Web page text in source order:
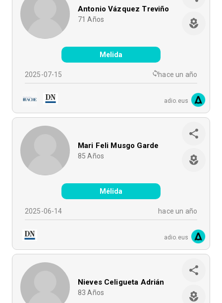
Antonio Vázquez Treviño
71 Años
Melida
2025-07-15 hace un año
adio.eus
Mari Feli Musgo Garde
85 Años
Mélida
2025-06-14 hace un año
adio.eus
Nieves Celigueta Adrián
83 Años